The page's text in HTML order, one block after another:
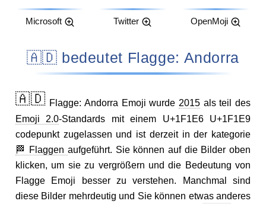
Microsoft Twitter OpenMoji
🇦🇩 bedeutet Flagge: Andorra
🇦🇩 Flagge: Andorra Emoji wurde 2015als teil des
Emoji 2.0-Standards mit einem U+1F1E6 U+1F1E9
codepunkt zugelassen und ist derzeit in der kategorie
🏁 Flaggen aufgeführt. Sie können auf die Bilder oben
klicken, um sie zu vergrößern und die Bedeutung von
Flagge Emoji besser zu verstehen. Manchmal sind
diese Bilder mehrdeutig und Sie können etwas anderes